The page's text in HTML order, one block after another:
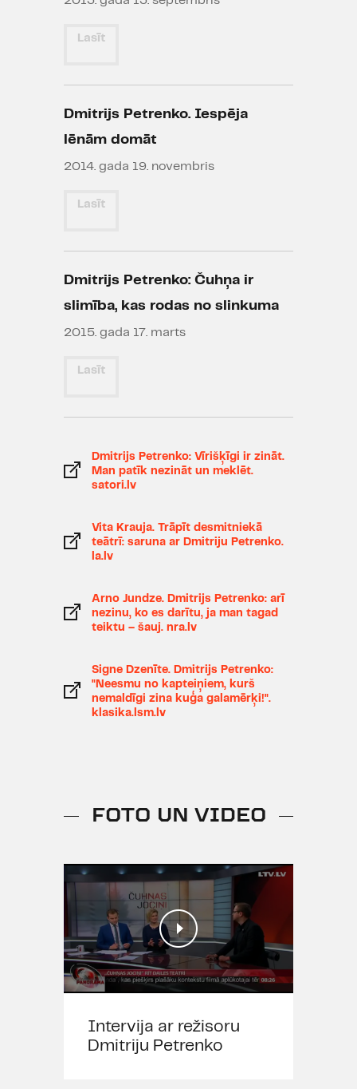
Lasīt
Dmitrijs Petrenko. Iespēja
lēnām domāt
2014. gada 19. novembris
Lasīt
Dmitrijs Petrenko: Čuhņa ir
slimība, kas rodas no slinkuma
2015. gada 17. marts
Lasīt
Dmitrijs Petrenko: Vīrišķīgi ir zināt.
Man patīk nezināt un meklēt.
satori.lv
Vita Krauja. Trāpīt desmitniekā
teātrī: saruna ar Dmitriju Petrenko.
la.lv
Arno Jundze. Dmitrijs Petrenko: arī
nezinu, ko es darītu, ja man tagad
teiktu – šauj. nra.lv
Signe Dzenīte. Dmitrijs Petrenko:
"Neesmu no kapteiņiem, kurš
nemaldīgi zina kuģa galamērķi!".
klasika.lsm.lv
FOTO UN VIDEO
Intervija ar režisoru
Dmitriju Petrenko